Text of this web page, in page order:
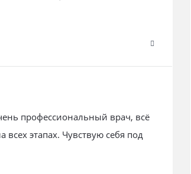
профессиональный врач, всё
этапах. Чувствую себя под